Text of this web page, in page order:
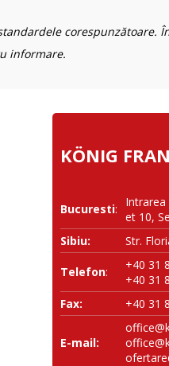
informare.
KÖNIG
Bucuresti:
Intrarea
et 10,
Sibiu:
Str.
Telefon:
+40 31
+40 31
Fax:
+40 31
E-mail: